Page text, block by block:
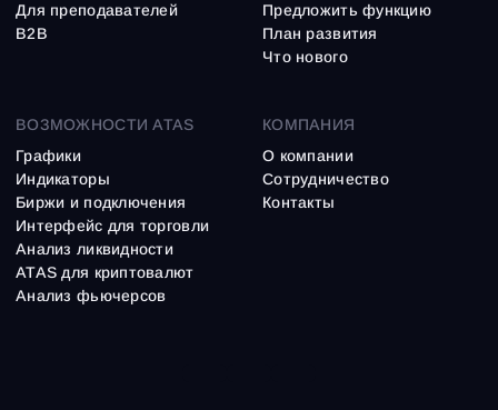
ВОЗМОЖНОСТИ ATAS
Графики
Индикаторы
Биржи и подключения
Интерфейс для торговли
Анализ ликвидности
ATAS для криптовалют
Анализ фьючерсов
Для преподавателей
B2B
Предложить функцию
План развития
Что нового
КОМПАНИЯ
О компании
Сотрудничество
Контакты